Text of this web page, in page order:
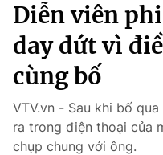
Thế giới
Tin tức
Thế giới đó đây
Câu chuyện quốc tế
Kinh tế
Tài chính
Thị trường
Dữ liệu và đời sống
Diễn viên
day dứt vì
cùng bố
VTV.vn - Sau khi bố
ra trong điện thoại của
chụp chung với ông.